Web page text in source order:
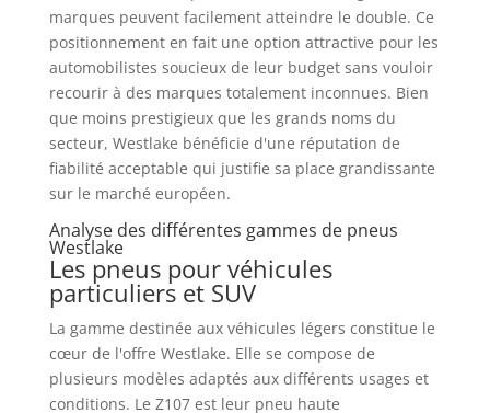
marques peuvent facilement atteindre le double. Ce
positionnement en fait une option attractive pour les
automobilistes soucieux de leur budget sans vouloir
recourir à des marques totalement inconnues. Bien
que moins prestigieux que les grands noms du
secteur, Westlake bénéficie d'une réputation de
fiabilité acceptable qui justifie sa place grandissante
sur le marché européen.
Analyse des différentes gammes de pneus
Westlake
Les pneus pour véhicules
particuliers et SUV
La gamme destinée aux véhicules légers constitue le
cœur de l'offre Westlake. Elle se compose de
plusieurs modèles adaptés aux différents usages et
conditions. Le Z107 est leur pneu haute